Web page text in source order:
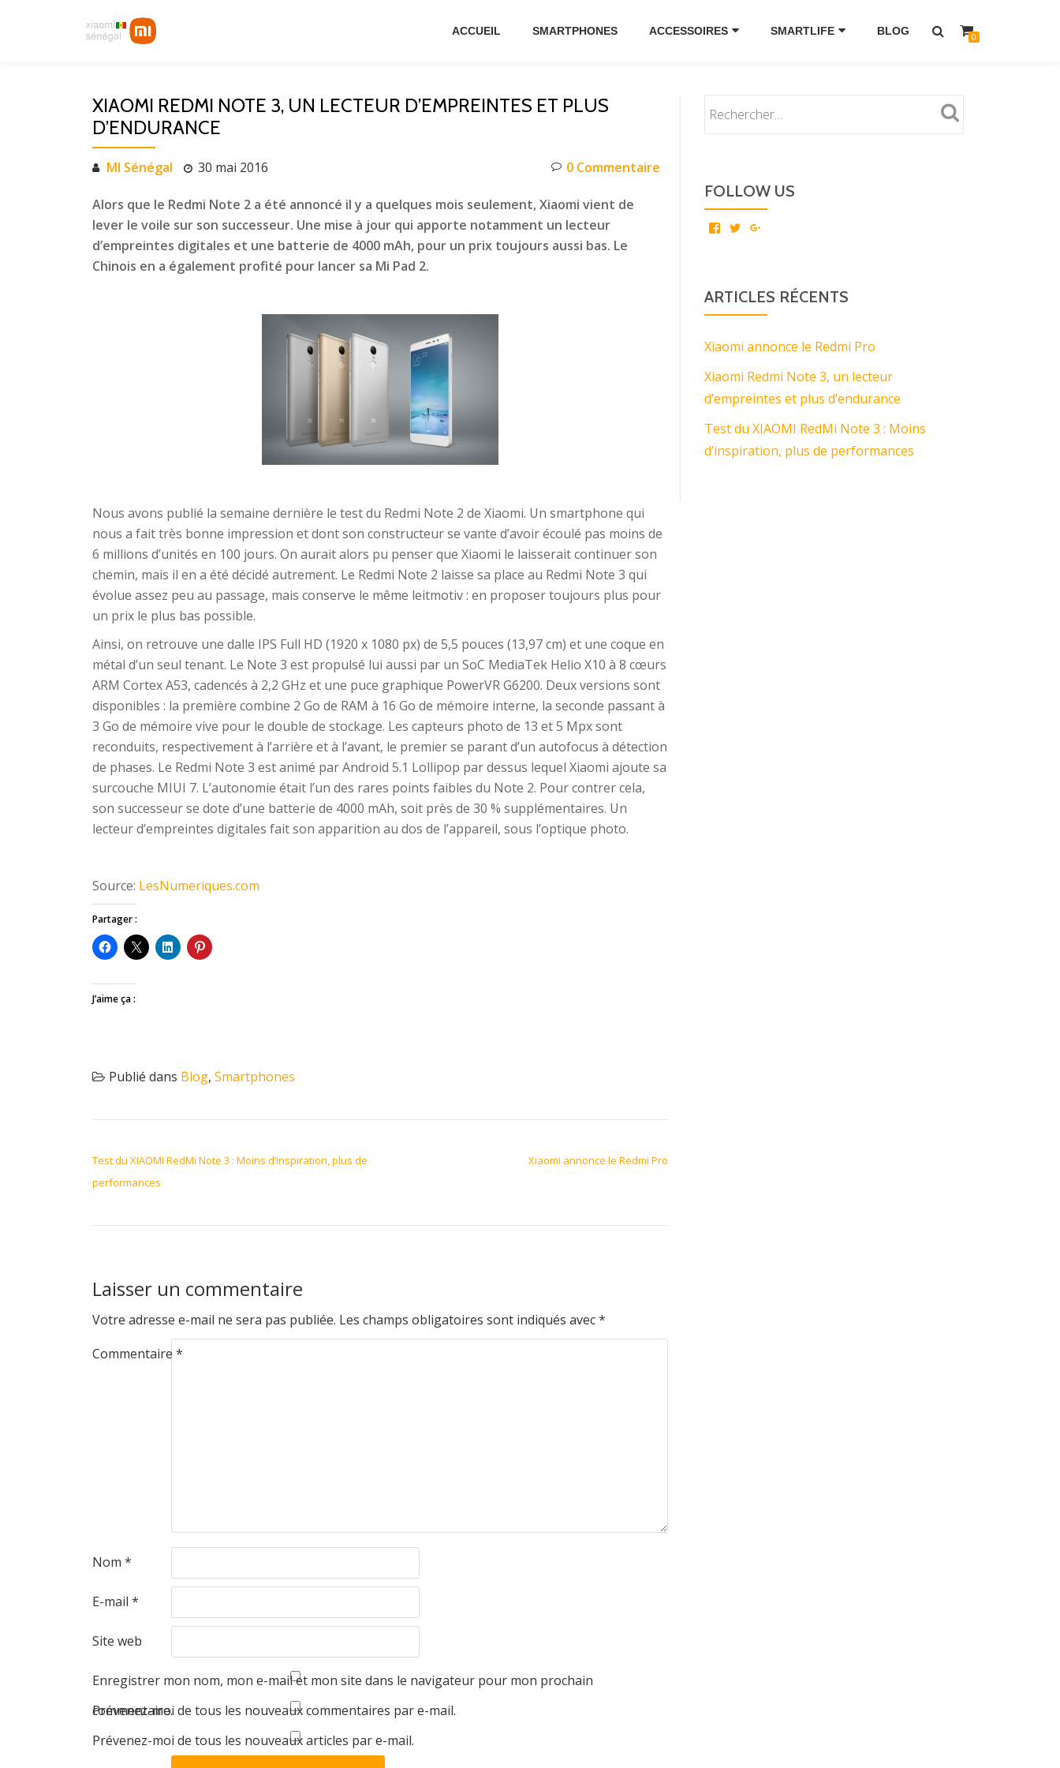
ACCUEIL SMARTPHONES ACCESSOIRES SMARTLIFE BLOG 0
XIAOMI REDMI NOTE 3, UN LECTEUR D’EMPREINTES ET PLUS
D’ENDURANCE
MI Sénégal 30 mai 2016 0 Commentaire
Alors que le Redmi Note 2 a été annoncé il y a quelques mois seulement, Xiaomi vient de
lever le voile sur son successeur. Une mise à jour qui apporte notamment un lecteur
d’empreintes digitales et une batterie de 4000 mAh, pour un prix toujours aussi bas. Le
Chinois en a également profité pour lancer sa Mi Pad 2.
Nous avons publié la semaine dernière le test du Redmi Note 2 de Xiaomi. Un smartphone qui
nous a fait très bonne impression et dont son constructeur se vante d’avoir écoulé pas moins de
6 millions d’unités en 100 jours. On aurait alors pu penser que Xiaomi le laisserait continuer son
chemin, mais il en a été décidé autrement. Le Redmi Note 2 laisse sa place au Redmi Note 3 qui
évolue assez peu au passage, mais conserve le même leitmotiv : en proposer toujours plus pour
un prix le plus bas possible.
Ainsi, on retrouve une dalle IPS Full HD (1920 x 1080 px) de 5,5 pouces (13,97 cm) et une coque en
métal d’un seul tenant. Le Note 3 est propulsé lui aussi par un SoC MediaTek Helio X10 à 8 cœurs
ARM Cortex A53, cadencés à 2,2 GHz et une puce graphique PowerVR G6200. Deux versions sont
disponibles : la première combine 2 Go de RAM à 16 Go de mémoire interne, la seconde passant à
3 Go de mémoire vive pour le double de stockage. Les capteurs photo de 13 et 5 Mpx sont
reconduits, respectivement à l’arrière et à l’avant, le premier se parant d’un autofocus à détection
de phases. Le Redmi Note 3 est animé par Android 5.1 Lollipop par dessus lequel Xiaomi ajoute sa
surcouche MIUI 7. L’autonomie était l’un des rares points faibles du Note 2. Pour contrer cela,
son successeur se dote d’une batterie de 4000 mAh, soit près de 30 % supplémentaires. Un
lecteur d’empreintes digitales fait son apparition au dos de l’appareil, sous l’optique photo.
Source: LesNumeriques.com
Partager :
J’aime ça :
Publié dans Blog, Smartphones
Test du XIAOMI RedMi Note 3 : Moins d’inspiration, plus de
performances
Xiaomi annonce le Redmi Pro
Laisser un commentaire
Votre adresse e-mail ne sera pas publiée. Les champs obligatoires sont indiqués avec*
Commentaire *
Nom *
E-mail *
Site web
Enregistrer mon nom, mon e-mail et mon site dans le navigateur pour mon prochain
commentaire.
Prévenez-moi de tous les nouveaux commentaires par e-mail.
Prévenez-moi de tous les nouveaux articles par e-mail.
FOLLOW US
Voir
sur
Facebook
Voir
sur
Twitter
sur
Google+
ARTICLES RÉCENTS
Xiaomi annonce le Redmi Pro
Xiaomi Redmi Note 3, un lecteur
d’empreintes et plus d’endurance
Test du XIAOMI RedMi Note 3 : Moins
d’inspiration, plus de performances